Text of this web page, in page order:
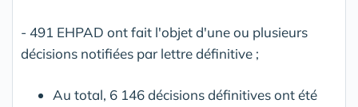
- 491 EHPAD ont fait l'objet d'une ou plusieurs
décisions notifiées par lettre définitive ;
Au total, 6 146 décisions définitives ont été